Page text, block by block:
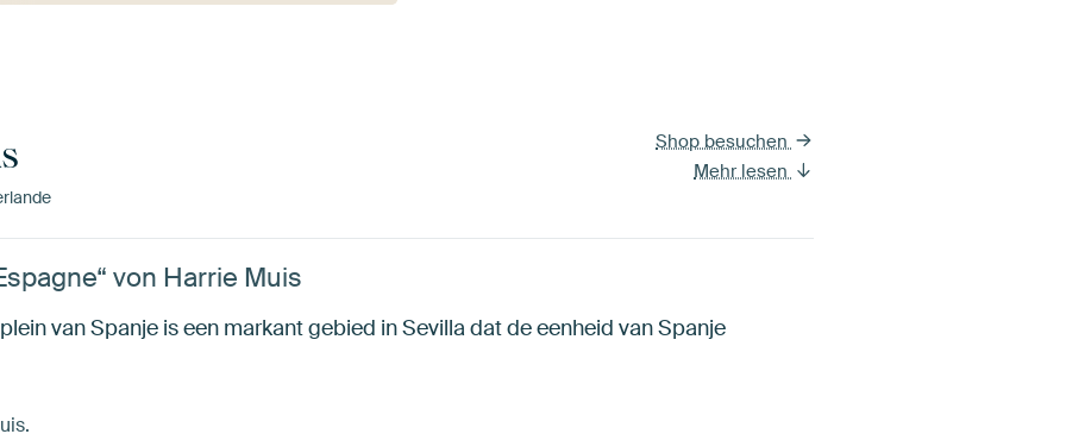
Shop besuchen
Mehr lesen
von Harrie Muis
van Spanje is een markant gebied in Sevilla dat de eenheid van Spanje